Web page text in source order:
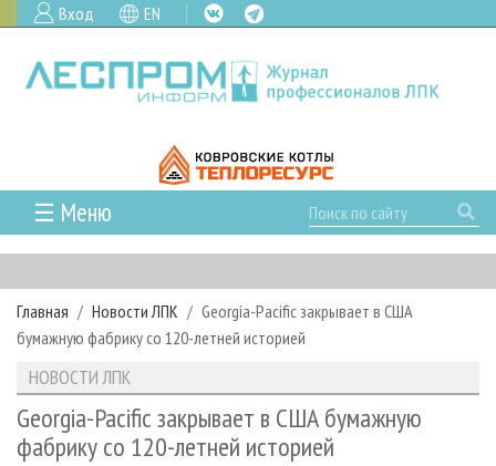
Вход EN
☰ Меню
ГЛАВНАЯ
РУБРИКИ И ТЕМЫ
РУБРИКИ ЖУРНАЛА
ЛЕСОЗАГОТОВКА
ЛЕСОПИЛЕНИЕ
НОВОСТИ
НОВОСТИ ЛПК
НОВОСТИ ЖУРНАЛА
ПРОЕКТЫ ЛПИ
АНАЛИТИКА
ПРЕДПРИЯТИЯ ЛПК
АРХИВ
АРХИВ ЖУРНАЛОВ
О ЖУРНАЛЕ
Главная Новости ЛПК
Georgia-Pacific закрывает в США
бумажную фабрику со 120-летней историей
НОВОСТИ ЛПК
Georgia-Pacific закрывает в США бумажную
фабрику со 120-летней историей